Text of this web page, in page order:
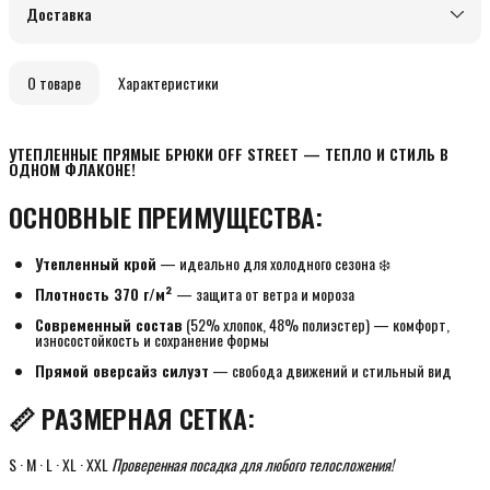
Доставка
О товаре Характеристики
УТЕПЛЕННЫЕ ПРЯМЫЕ БРЮКИ OFF STREET — ТЕПЛО И СТИЛЬ В
ОДНОМ ФЛАКОНЕ!
ОСНОВНЫЕ ПРЕИМУЩЕСТВА:
Утепленный крой — идеально для холодного сезона ❄️
Плотность 370 г/м² — защита от ветра и мороза
Современный состав (52% хлопок, 48% полиэстер) — комфорт,
износостойкость и сохранение формы
Прямой оверсайз силуэт — свобода движений и стильный вид
📏 РАЗМЕРНАЯ СЕТКА:
S · M · L · XL · XXL Проверенная посадка для любого телосложения!